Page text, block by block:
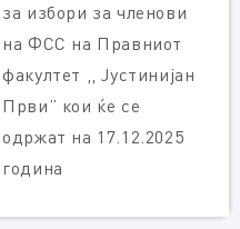
за избори за членови
на ФСС на Правниот
факултет ,, Јустинијан
Први” кои ќе се
одржат на 17.12.2025
година